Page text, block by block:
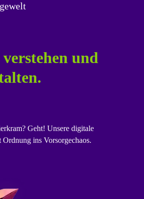
und
Geht! Unsere digitale
ins Vorsorgechaos.